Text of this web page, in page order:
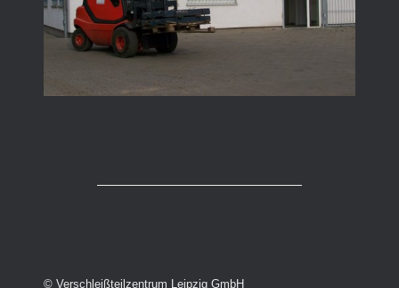
­© Verschleißteilzentrum Leipzig GmbH